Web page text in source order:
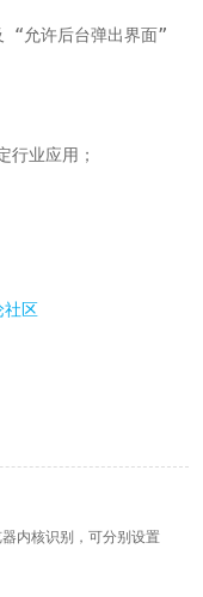
“允许后台弹出界面”
行业应用；
社区
内核识别，可分别设置